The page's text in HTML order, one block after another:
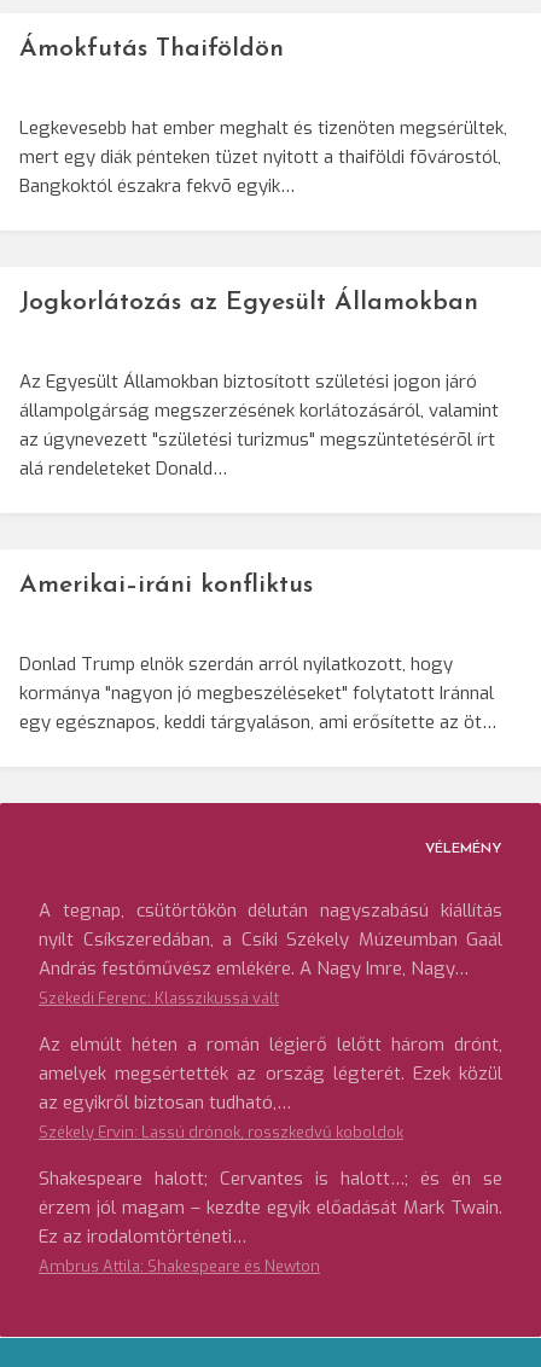
Ámokfutás Thaiföldön
Legkevesebb hat ember meghalt és tizenöten megsérültek,
mert egy diák pénteken tüzet nyitott a thaiföldi fõvárostól,
Bangkoktól északra fekvõ egyik…
Jogkorlátozás az Egyesült Államokban
Az Egyesült Államokban biztosított születési jogon járó
állampolgárság megszerzésének korlátozásáról, valamint
az úgynevezett "születési turizmus" megszüntetésérõl írt
alá rendeleteket Donald…
Amerikai–iráni konfliktus
Donlad Trump elnök szerdán arról nyilatkozott, hogy
kormánya "nagyon jó megbeszéléseket" folytatott Iránnal
egy egésznapos, keddi tárgyaláson, ami erősítette az öt…
VÉLEMÉNY
A tegnap, csütörtökön délután nagyszabású kiállítás
nyílt Csíkszeredában, a Csíki Székely Múzeumban Gaál
András festőművész emlékére. A Nagy Imre, Nagy…
Székedi Ferenc: Klasszikussá vált
Az elmúlt héten a román légierő lelőtt három drónt,
amelyek megsértették az ország légterét. Ezek közül
az egyikről biztosan tudható,…
Székely Ervin: Lassú drónok, rosszkedvű koboldok
Shakespeare halott; Cervantes is halott…; és én se
érzem jól magam – kezdte egyik előadását Mark Twain.
Ez az irodalomtörténeti…
Ambrus Attila: Shakespeare és Newton